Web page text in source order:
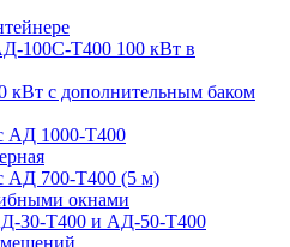
100С-Т400 100 кВт в
кВт с дополнительным баком
АД 1000-Т400
АД 700-Т400 (5 м)
окнами
30-Т400 и АД-50-Т400